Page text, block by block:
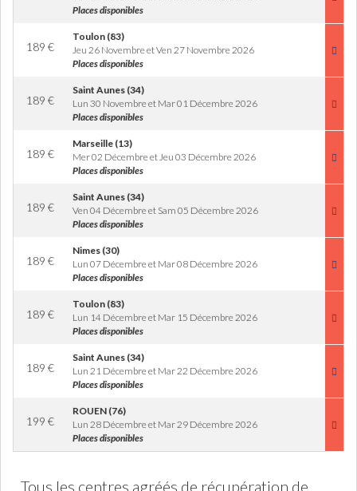
Places disponibles
189 €
Toulon (83)
Jeu 26 Novembre et Ven 27 Novembre 2026
Places disponibles
189 €
Saint Aunes (34)
Lun 30 Novembre et Mar 01 Décembre 2026
Places disponibles
189 €
Marseille (13)
Mer 02 Décembre et Jeu 03 Décembre 2026
Places disponibles
189 €
Saint Aunes (34)
Ven 04 Décembre et Sam 05 Décembre 2026
Places disponibles
189 €
Nimes (30)
Lun 07 Décembre et Mar 08 Décembre 2026
Places disponibles
189 €
Toulon (83)
Lun 14 Décembre et Mar 15 Décembre 2026
Places disponibles
189 €
Saint Aunes (34)
Lun 21 Décembre et Mar 22 Décembre 2026
Places disponibles
199 €
ROUEN (76)
Lun 28 Décembre et Mar 29 Décembre 2026
Places disponibles
Tous les centres agréés de récupération de